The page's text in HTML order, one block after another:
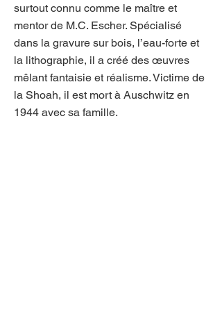
surtout connu comme le maître et
mentor de M.C. Escher. Spécialisé
dans la gravure sur bois, l’eau-forte et
la lithographie, il a créé des œuvres
mêlant fantaisie et réalisme. Victime de
la Shoah, il est mort à Auschwitz en
1944 avec sa famille.